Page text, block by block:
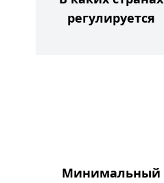
регулируется
Минимальный